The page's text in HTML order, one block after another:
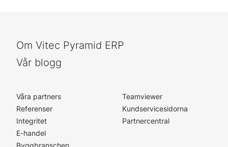
Om Vitec Pyramid ERP
Vår blogg
Våra partners
Referenser
Integritet
E-handel
Byggbranschen
Teamviewer
Kundservicesidorna
Partnercentral